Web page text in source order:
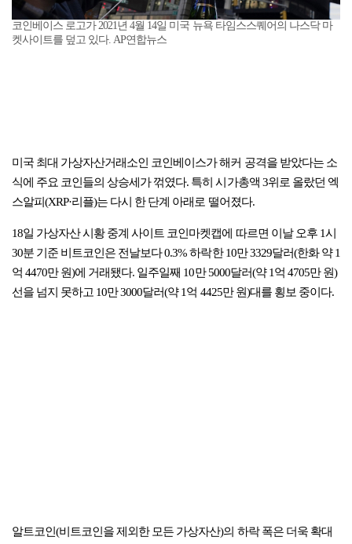
코인베이스 로고가 2021년 4월 14일 미국 뉴욕 타임스스퀘어의 나스닥 마
켓사이트를 덮고 있다. AP연합뉴스
미국 최대 가상자산거래소인 코인베이스가 해커 공격을 받았다는 소
식에 주요 코인들의 상승세가 꺾였다. 특히 시가총액 3위로 올랐던 엑
스알피(XRP·리플)는 다시 한 단계 아래로 떨어졌다.
18일 가상자산 시황 중계 사이트 코인마켓캡에 따르면 이날 오후 1시
30분 기준 비트코인은 전날보다 0.3% 하락한 10만 3329달러(한화 약 1
억 4470만 원)에 거래됐다. 일주일째 10만 5000달러(약 1억 4705만 원)
선을 넘지 못하고 10만 3000달러(약 1억 4425만 원)대를 횡보 중이다.
알트코인(비트코인을 제외한 모든 가상자산)의 하락 폭은 더욱 확대